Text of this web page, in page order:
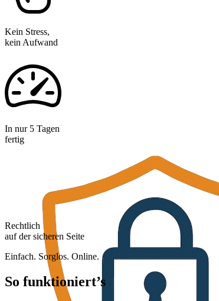
Kein Stress,
kein Aufwand
In nur 5 Tagen
fertig
Rechtlich
auf der sicheren Seite
Einfach. Sorglos. Online.
So funktioniert’s